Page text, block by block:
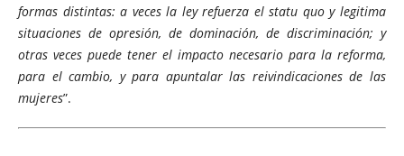
formas distintas: a veces la ley refuerza el statu quo y legitima
situaciones de opresión, de dominación, de discriminación; y
otras veces puede tener el impacto necesario para la reforma,
para el cambio, y para apuntalar las reivindicaciones de las
mujeres”.